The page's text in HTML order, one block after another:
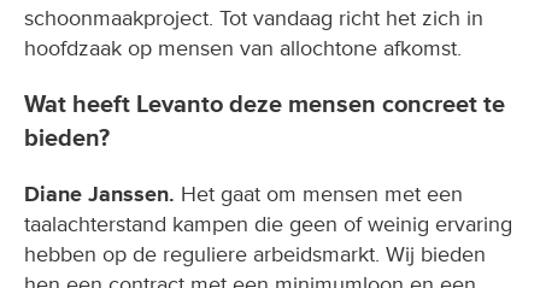
schoonmaakproject. Tot vandaag richt het zich in
hoofdzaak op mensen van allochtone afkomst.
Wat heeft Levanto deze mensen concreet te
bieden?
Diane Janssen. Het gaat om mensen met een
taalachterstand kampen die geen of weinig ervaring
hebben op de reguliere arbeidsmarkt. Wij bieden